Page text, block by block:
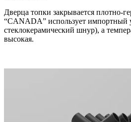
Дверца топки закрывается плотно-
“CANADA” использует импортный
стеклокерамический шнур), а
высокая.